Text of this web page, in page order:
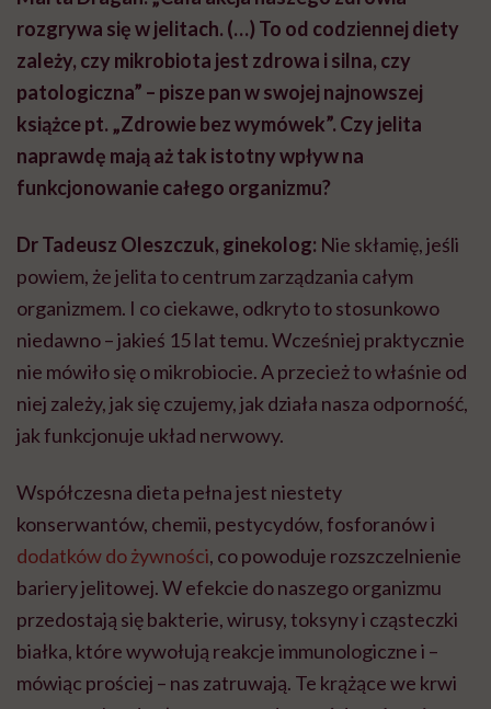
rozgrywa się w jelitach. (…) To od codziennej diety
zależy, czy mikrobiota jest zdrowa i silna, czy
patologiczna” – pisze pan w swojej najnowszej
książce pt. „Zdrowie bez wymówek”. Czy jelita
naprawdę mają aż tak istotny wpływ na
funkcjonowanie całego organizmu?
Dr Tadeusz Oleszczuk, ginekolog: Nie skłamię, jeśli
powiem, że jelita to centrum zarządzania całym
organizmem. I co ciekawe, odkryto to stosunkowo
niedawno – jakieś 15 lat temu. Wcześniej praktycznie
nie mówiło się o mikrobiocie. A przecież to właśnie od
niej zależy, jak się czujemy, jak działa nasza odporność,
jak funkcjonuje układ nerwowy.
Współczesna dieta pełna jest niestety
konserwantów, chemii, pestycydów, fosforanów i
dodatków do żywności, co powoduje rozszczelnienie
bariery jelitowej. W efekcie do naszego organizmu
przedostają się bakterie, wirusy, toksyny i cząsteczki
białka, które wywołują reakcje immunologiczne i –
mówiąc prościej – nas zatruwają. Te krążące we krwi